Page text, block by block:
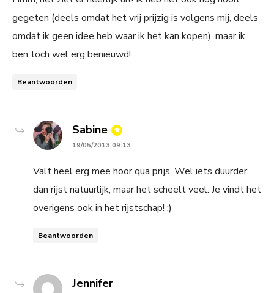
gegeten (deels omdat het vrij prijzig is volgens mij, deels
omdat ik geen idee heb waar ik het kan kopen), maar ik
ben toch wel erg benieuwd!
Beantwoorden
Sabine says:
19/05/2013 09:13
Valt heel erg mee hoor qua prijs. Wel iets duurder
dan rijst natuurlijk, maar het scheelt veel. Je vindt het
overigens ook in het rijstschap! :)
Beantwoorden
Jennifersays: